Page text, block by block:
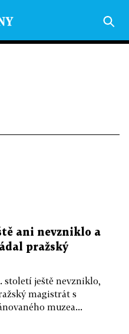
ani nevzniklo a
pražský
století ještě nevzniklo,
magistrát s
muzea...